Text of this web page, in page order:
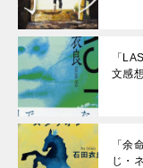
「
文感想
「余
じ・